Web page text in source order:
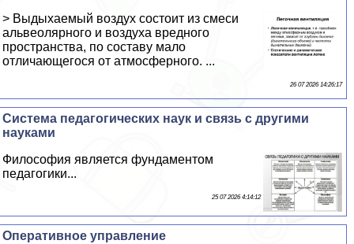
> Выдыхаемый воздух состоит из смеси
альвеолярного и воздуха вредного
пространства, по составу мало
отличающегося от атмосферного. ...
26 07 2026 14:26:17
Система педагогических наук и связь с другими
науками
Философия является фундаментом
педагогики...
25 07 2026 4:14:12
Оперативное управление